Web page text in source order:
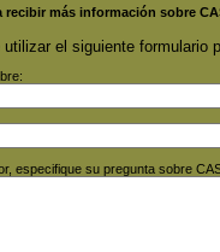
recibir más información sobre
utilizar el siguiente formulario
especifique su pregunta sobre